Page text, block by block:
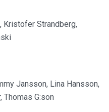
Kristofer Strandberg,
Jansson, Lina Hansson,
Thomas G:son